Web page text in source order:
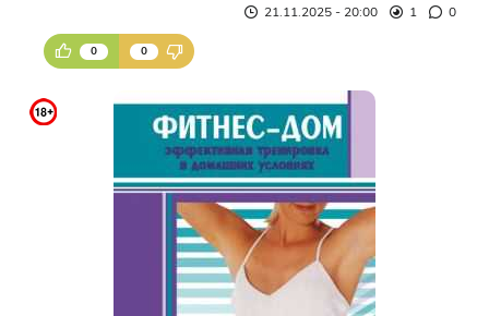
21.11.2025 - 20:00 1 0
0 0